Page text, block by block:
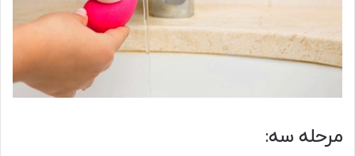
مرحله سه: